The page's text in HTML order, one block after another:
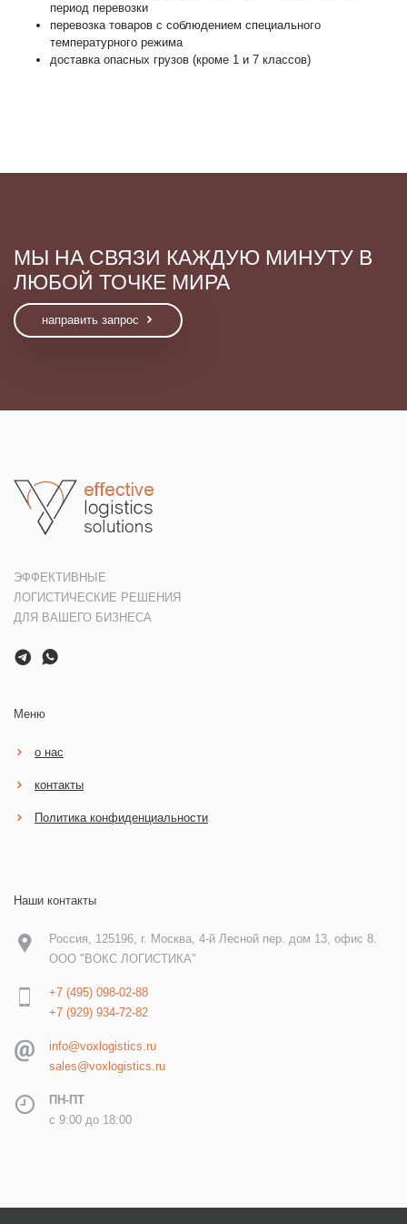
период перевозки
перевозка товаров с соблюдением специального
температурного режима
доставка опасных грузов (кроме 1 и 7 классов)
МЫ НА СВЯЗИ КАЖДУЮ МИНУТУ В
ЛЮБОЙ ТОЧКЕ МИРА
направить запрос
ЭФФЕКТИВНЫЕ
ЛОГИСТИЧЕСКИЕ РЕШЕНИЯ
ДЛЯ ВАШЕГО БИЗНЕСА
Меню
о нас
контакты
Политика конфиденциальности
Наши контакты
Россия, 125196, г. Москва, 4-й Лесной пер. дом 13, офис 8.
ООО "ВОКС ЛОГИСТИКА"
+7 (495) 098-02-88
+7 (929) 934-72-82
info@voxlogistics.ru
sales@voxlogistics.ru
ПН-ПТ
c 9:00 до 18:00